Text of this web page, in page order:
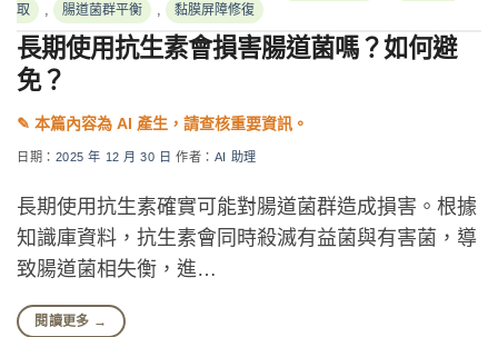
取
, 腸道菌群平衡 , 黏膜屏障修復
長期使用抗生素會損害腸道菌嗎？如何避
免？
日期： 2025 年 12 月 30 日 作者： AI 助理
長期使用抗生素確實可能對腸道菌群造成損害。根據
知識庫資料，抗生素會同時殺滅有益菌與有害菌，導
致腸道菌相失衡，進…
閱讀更多 →